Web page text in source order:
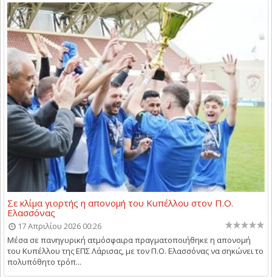
Σε κλίμα γιορτής η απονομή του Κυπέλλου στον Π.Ο.
Ελασσόνας
17 Απριλίου 2026 00:26
Μέσα σε πανηγυρική ατμόσφαιρα πραγματοποιήθηκε η απονομή
του Κυπέλλου της ΕΠΣ Λάρισας, με τον Π.Ο. Ελασσόνας να σηκώνει το
πολυπόθητο τρόπ...